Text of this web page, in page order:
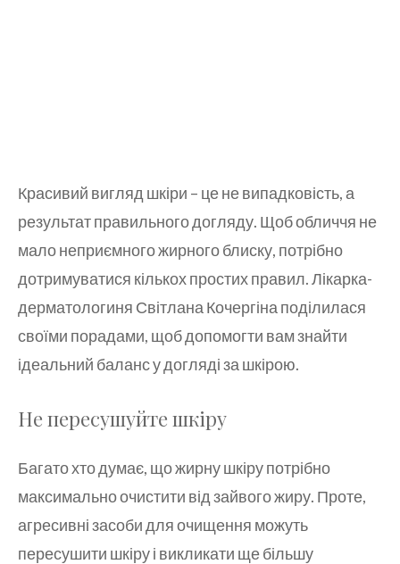
Красивий вигляд шкіри – це не випадковість, а
результат правильного догляду. Щоб обличчя не
мало неприємного жирного блиску, потрібно
дотримуватися кількох простих правил. Лікарка-
дерматологиня Світлана Кочергіна поділилася
своїми порадами, щоб допомогти вам знайти
ідеальний баланс у догляді за шкірою.
Не пересушуйте шкіру
Багато хто думає, що жирну шкіру потрібно
максимально очистити від зайвого жиру. Проте,
агресивні засоби для очищення можуть
пересушити шкіру і викликати ще більшу